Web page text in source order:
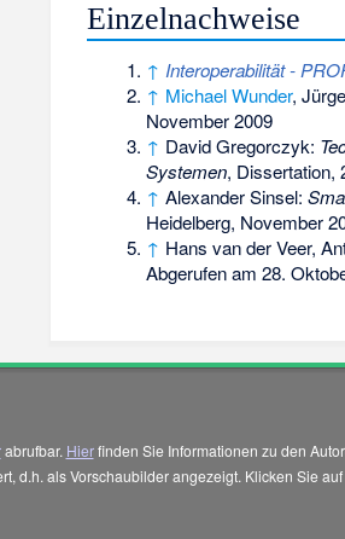
Einzelnachweise
↑ Interoperabilität -
↑ Michael Wunder,
November 2009
↑ David Gregorczyk:
Systemen, Dissertation,
↑ Alexander Sinsel:
Heidelberg, November
↑ Hans van der Veer,
Abgerufen am 28.
abrufbar. Hierfinden Sie Informationen zu den
d.h. als Vorschaubilder angezeigt. Klicken Sie